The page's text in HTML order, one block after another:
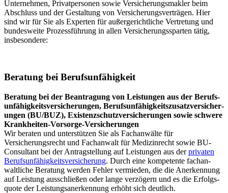
Unternehmen, Privatpersonen sowie Versicherungsmakler beim
Abschluss und der Gestaltung von Versicherungsverträgen. Hier
sind wir für Sie als Experten für außergerichtliche Vertretung und
bundesweite Prozessführung in allen Versicherungssparten tätig,
insbesondere:
Beratung bei Berufsunfähigkeit
Beratung bei der Beantragung von Leistungen aus der Berufs­
unfähigkeits­ver­sicher­ungen, Berufs­unfähigkeits­zusatz­ver­sicher­
ungen (BU/BUZ), Existenz­schutz­ver­sicher­ungen sowie schwere
Krankheiten-Vorsorge-Versicherungen
Wir beraten und unter­stützen Sie als Fachanwälte für
Versicherungsrecht und Fachanwalt für Medizinrecht sowie BU-
Consultant bei der Antrag­stellung auf Leistungen aus derprivaten
Berufs­unfähigkeits­versicherung. Durch eine kompetente fach­an­
walt­liche Beratung werden Fehler vermieden, die die Anerkennung
auf Leistung aus­schließen oder lange verzögern und es die Erfolgs­
quote der Leistungs­anerkennung erhöht sich deutlich.